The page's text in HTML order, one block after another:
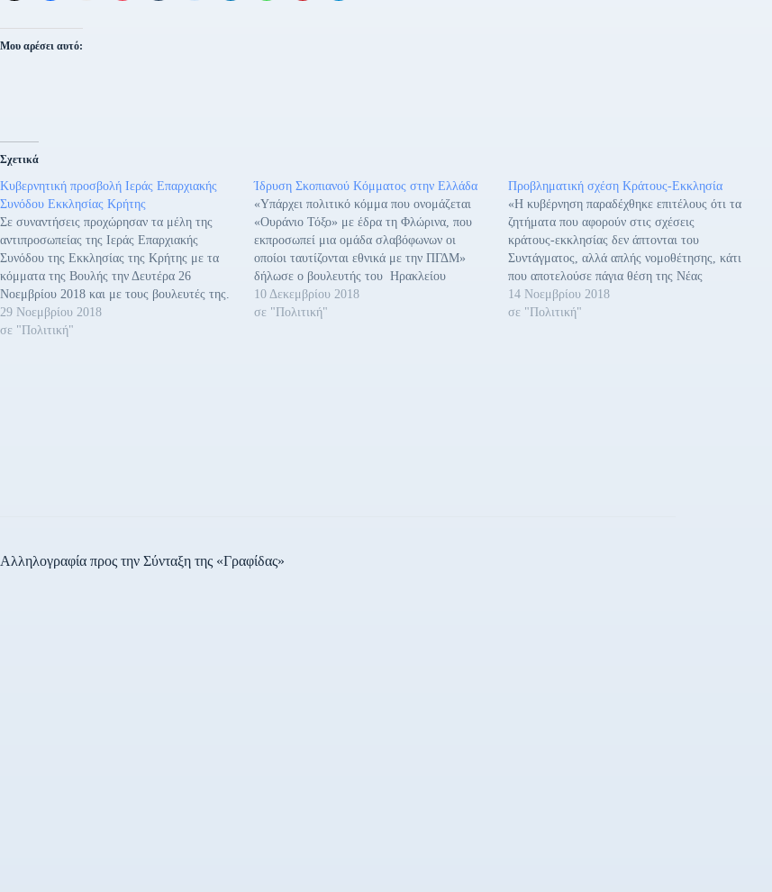
Μου αρέσει αυτό:
Σχετικά
Κυβερνητική προσβολή Ιεράς Επαρχιακής
Συνόδου Εκκλησίας Κρήτης
Σε συναντήσεις προχώρησαν τα μέλη της
αντιπροσωπείας της Ιεράς Επαρχιακής
Συνόδου της Εκκλησίας της Κρήτης με τα
κόμματα της Βουλής την Δευτέρα 26
Νοεμβρίου 2018 και με τους βουλευτές της.
Ο βουλευτής Ηρακλείου του ΣΥΡΙΖΑ Ι.
Μιχελογιαννάκης δήλωσε τα εξής: 1.
29 Νοεμβρίου 2018
σε "Πολιτική"
Ίδρυση Σκοπιανού Κόμματος στην Ελλάδα
«Υπάρχει πολιτικό κόμμα που ονομάζεται
«Ουράνιο Τόξο» με έδρα τη Φλώρινα, που
εκπροσωπεί μια ομάδα σλαβόφωνων οι
οποίοι ταυτίζονται εθνικά με την ΠΓΔΜ»
δήλωσε ο βουλευτής του Ηρακλείου
ΣΥΡΙΖΑ Γιάννης Μιχελογιαννάκης.
Ειδικότερα: - Στις 12 Ιανουαρίου 2018
10 Δεκεμβρίου 2018
σε "Πολιτική"
Προβληματική σχέση Κράτους-Εκκλησία
«Η κυβέρνηση παραδέχθηκε επιτέλους ότι τα
ζητήματα που αφορούν στις σχέσεις
κράτους-εκκλησίας δεν άπτονται του
Συντάγματος, αλλά απλής νομοθέτησης, κάτι
που αποτελούσε πάγια θέση της Νέας
Δημοκρατίας. Παράλληλα, με την άτακτη
υποχώρηση του κ. Τσίπρα στις μέχρι
14 Νοεμβρίου 2018
σε "Πολιτική"
Αλληλογραφία προς την Σύνταξη της «Γραφίδας»